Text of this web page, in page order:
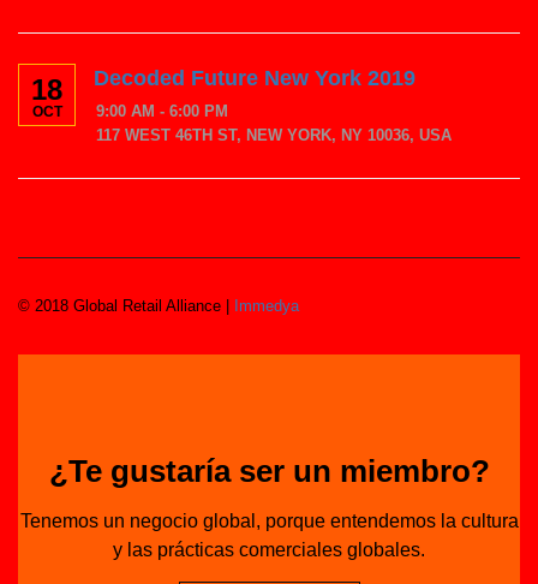
18
OCT
Decoded Future New York 2019
9:00 AM - 6:00 PM
117 WEST 46TH ST, NEW YORK, NY 10036, USA
© 2018 Global Retail Alliance | Immedya
¿Te gustaría ser un miembro?
Tenemos un negocio global, porque entendemos la cultura
y las prácticas comerciales globales.